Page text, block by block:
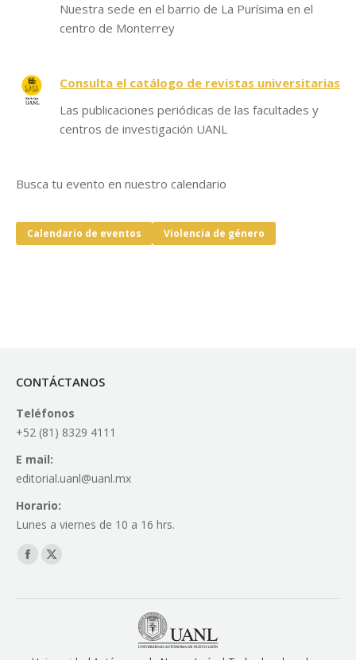
Nuestra sede en el barrio de La Purísima en el
centro de Monterrey
Consulta el catálogo de revistas universitarias
Las publicaciones periódicas de las facultades y
centros de investigación UANL
Busca tu evento en nuestro calendario
Calendario de eventos Violencia de género
CONTÁCTANOS
Teléfonos
+52 (81) 8329 4111
E mail:
editorial.uanl@uanl.mx
Horario:
Lunes a viernes de 10 a 16 hrs.
Find us on:
Facebook
X